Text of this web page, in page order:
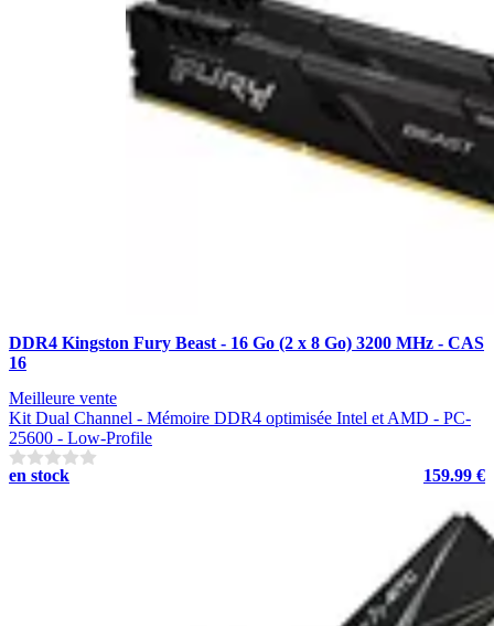
DDR4 Kingston Fury Beast - 16 Go (2 x 8 Go) 3200 MHz - CAS
16
Meilleure vente
Kit Dual Channel - Mémoire DDR4 optimisée Intel et AMD - PC-
25600 - Low-Profile
en stock
159.99 €